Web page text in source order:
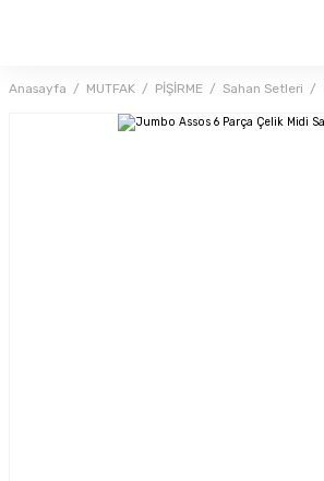
Anasayfa MUTFAK PİŞİRME Sahan Setleri